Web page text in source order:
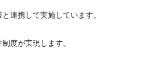
連携して実施しています。
度が実現します。